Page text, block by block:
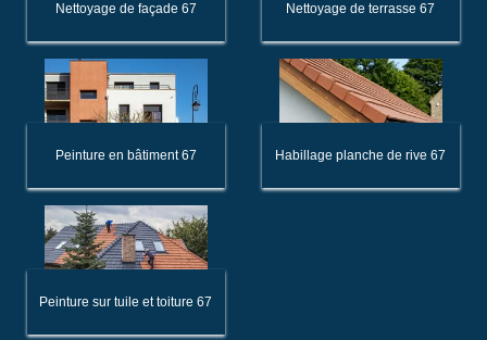
Nettoyage de façade 67 Nettoyage de terrasse 67
Peinture en bâtiment 67 Habillage planche de rive 67
Peinture sur tuile et toiture 67